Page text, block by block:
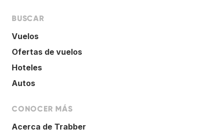
BUSCAR
Vuelos
Ofertas de vuelos
Hoteles
Autos
CONOCER MÁS
Acerca de Trabber